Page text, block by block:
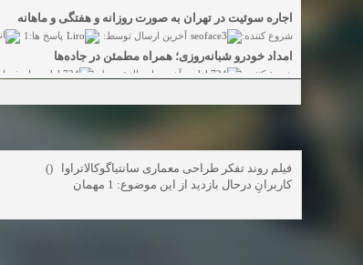
اجاره سوئیت در تهران به صورت روزانه و هفتگی و ماهانه
شروع کننده: seoface3 آخرین ارسال توسط: Liro پاسخ ها:1
امداد خودرو شبانه‌روزی؛ همراه مطمئن در جاده‌ها
شروع کننده: yadak724 آخرین ارسال توسط: yadak724
آخرین ارسال توسط: پاسخ ها:0
انواع پمپ و الکتروموتور
شروع کننده: pumpy آخرین ارسال توسط: pumpy
آخرین ارسال توسط:
فیلم روند تفکر طراحی معماری سانتیاگوکالاتراوا ()
کاربرانِ درحال بازدید از این موضوع: 1 مهمان